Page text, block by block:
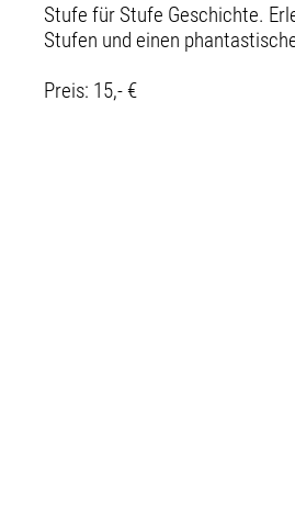
Stufe für Stufe Geschichte.
Stufen und einen
Preis: 15,- €